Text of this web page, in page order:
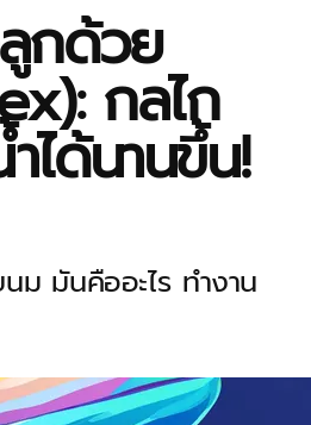
กด้วย
กลไก
ได้นานขึ้น!
ม มันคืออะไร ทำงาน